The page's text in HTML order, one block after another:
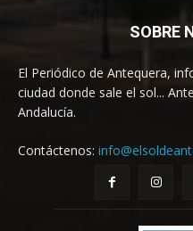
SOBRE
El Periódico de Antequera,
ciudad donde sale el sol...
Andalucía.
Contáctenos: